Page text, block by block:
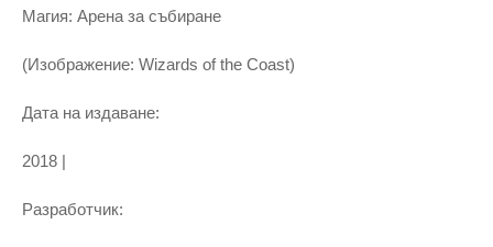
Магия: Арена за събиране
(Изображение: Wizards of the Coast)
Дата на издаване:
2018 |
Разработчик: